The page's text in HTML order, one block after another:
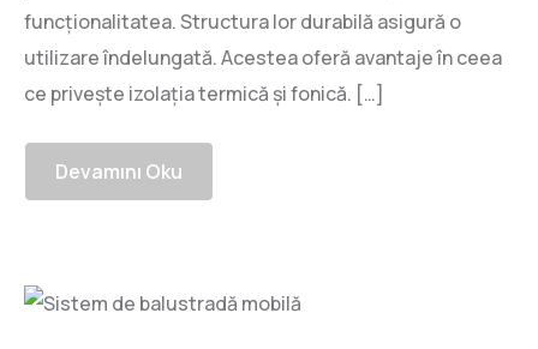
funcționalitatea. Structura lor durabilă asigură o
utilizare îndelungată. Acestea oferă avantaje în ceea
ce privește izolația termică și fonică. […]
Devamını Oku